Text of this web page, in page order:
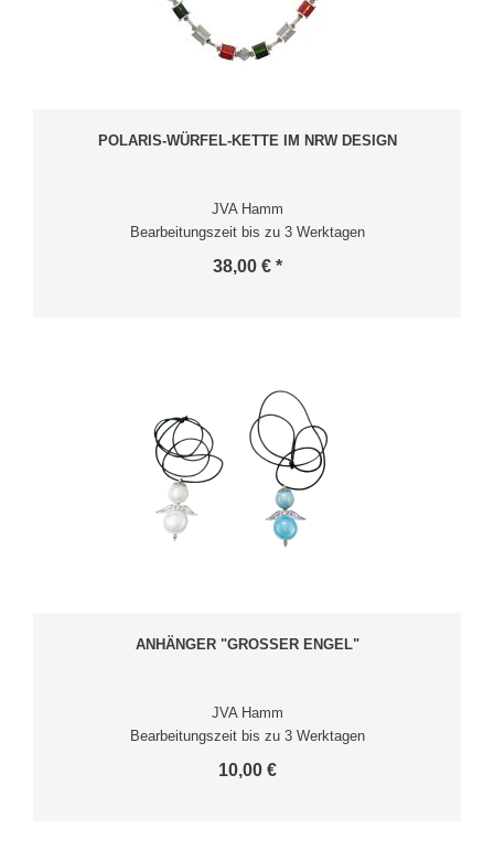
POLARIS-WÜRFEL-KETTE IM NRW DESIGN
JVA Hamm
Bearbeitungszeit bis zu 3 Werktagen
38,00 € *
ANHÄNGER "GROSSER ENGEL"
JVA Hamm
Bearbeitungszeit bis zu 3 Werktagen
10,00 €